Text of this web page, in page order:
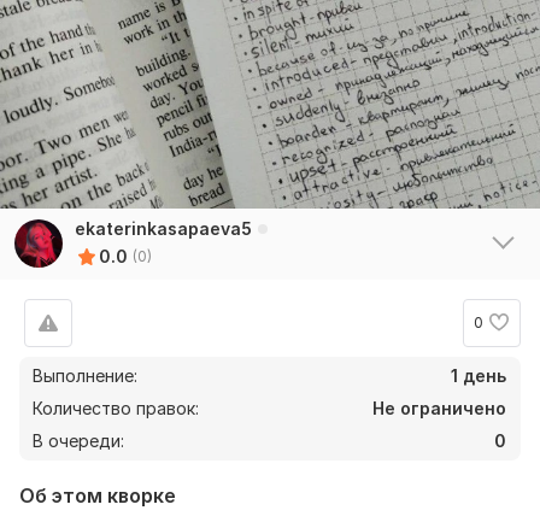
ekaterinkasapaeva5
0.0 (0)
0
Выполнение:
1 день
Количество правок:
Не ограничено
В очереди:
0
Об этом кворке